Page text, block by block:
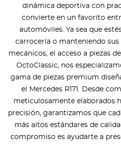
dinámica deportiva con
convierte en un favorito
automóviles. Ya sea que
carrocería o manteniendo
mecánicos, el acceso a piezas
OctoClassic, nos
gama de piezas premium
el Mercedes R171. Desde
meticulosamente elaborados
precisión, garantizamos que
más altos estándares de
compromiso es ayudarte a